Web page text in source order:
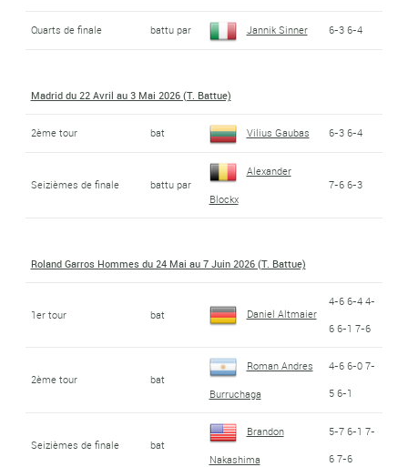
Quarts de finale battu par Jannik Sinner 6-3 6-4
Madrid du 22 Avril au 3 Mai 2026 (T. Battue)
2ème tour bat Vilius Gaubas 6-3 6-4
Seizièmes de finale battu par
Alexander
Blockx
7-6 6-3
Roland Garros Hommes du 24 Mai au 7 Juin 2026 (T. Battue)
1er tour bat Daniel Altmaier
4-6 6-4 4-
6 6-1 7-6
2ème tour bat
Roman Andres
Burruchaga
4-6 6-0 7-
5 6-1
Seizièmes de finale bat
Brandon
Nakashima
5-7 6-1 7-
6 7-6